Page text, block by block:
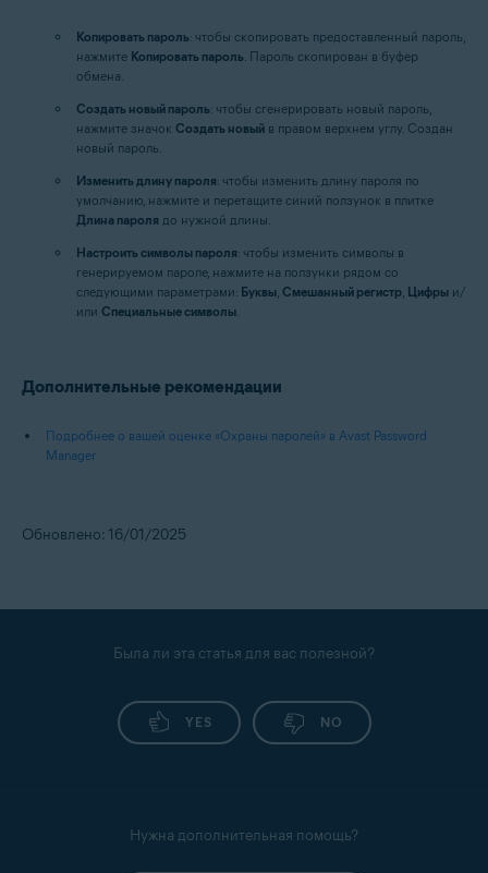
Копировать пароль: чтобы скопировать предоставленный пароль,
нажмите Копировать пароль. Пароль скопирован в буфер
обмена.
Создать новый пароль: чтобы сгенерировать новый пароль,
нажмите значок Создать новый в правом верхнем углу. Создан
новый пароль.
Изменить длину пароля: чтобы изменить длину пароля по
умолчанию, нажмите и перетащите синий ползунок в плитке
Длина пароля до нужной длины.
Настроить символы пароля: чтобы изменить символы в
генерируемом пароле, нажмите на ползунки рядом со
следующими параметрами: Буквы, Смешанный регистр, Цифры и/
или Специальные символы.
Дополнительные рекомендации
Подробнее о вашей оценке «Охраны паролей» в Avast Password
Manager
Обновлено: 16/01/2025
Была ли эта статья для вас полезной?
YES NO
Нужна дополнительная помощь?